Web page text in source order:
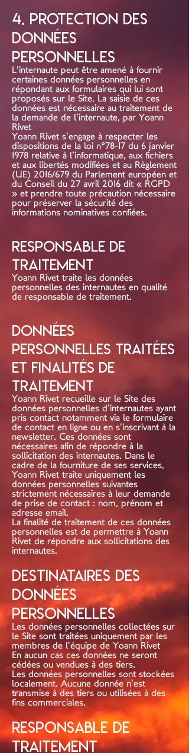
4. Protection des
données
personnelles
L’internaute peut être amené à fournir
certaines données personnelles en
répondant aux formulaires qui lui sont
proposés sur le Site. La saisie de ces
données est nécessaire au traitement de
la demande de l’internaute, par Yoann
Rivet
Yoann Rivet s’engage à respecter les
dispositions de la loi n°78-17 du 6 janvier
1978 relative à l’informatique, aux fichiers
et aux libertés modifiées et au Règlement
(UE) 2016/679 du Parlement européen et
du Conseil du 27 avril 2016 dit « RGPD
» et prendre toute précaution nécessaire
pour préserver la sécurité des
informations nominatives confiées.
Responsable de
traitement
Yoann Rivet traite les données
personnelles des internautes en qualité
de responsable de traitement.
Données
personnelles traitées
et finalités de
traitement
Yoann Rivet recueille sur le Site des
données personnelles d’internautes ayant
pris contact notamment via le formulaire
de contact en ligne ou en s’inscrivant à la
newsletter. Ces données sont
nécessaires afin de répondre à la
sollicitation des internautes. Dans le
cadre de la fourniture de ses services,
Yoann Rivet traite uniquement les
données personnelles suivantes
strictement nécessaires à leur demande
de prise de contact : nom, prénom et
adresse email.
La finalité de traitement de ces données
personnelles est de permettre à Yoann
Rivet de répondre aux sollicitations des
internautes.
Destinataires des
données
personnelles
Les données personnelles collectées sur
le Site sont traitées uniquement par les
membres de l’équipe de Yoann Rivet
En aucun cas ces données ne seront
cédées ou vendues à des tiers.
Les données personnelles sont stockées
localement. Aucune donnée n’est
transmise à des tiers ou utilisées à des
fins commerciales.
Responsable de
traitement